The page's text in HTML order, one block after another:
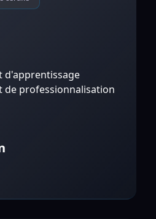
d'apprentissage
de professionnalisation